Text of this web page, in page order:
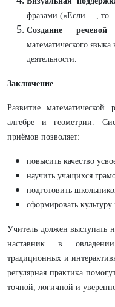
фразами («Если …, то
Создание
математического
деятельности.
Заключение
Развитие
алгебре и геометрии.
приёмов позволяет:
повысить качество
научить учащихся
подготовить
сформировать
Учитель должен выступать
наставник в
традиционных и
регулярная практика
точной, логичной и